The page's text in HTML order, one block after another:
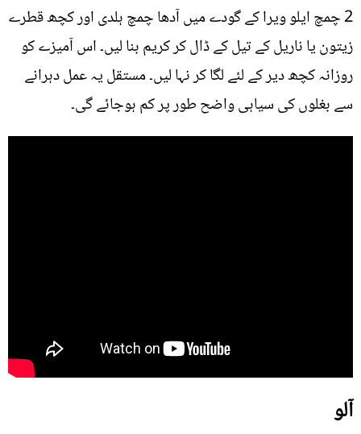
2 چمچ ایلو ویرا کے گودے میں آدھا چمچ ہلدی اور کچھ قطرے
زیتون یا ناریل کے تیل کے ڈال کر کریم بنا لیں۔ اس آمیزے کو
روزانہ کچھ دیر کے لئے لگا کر نہا لیں۔ مستقل یہ عمل دہرانے
سے بغلوں کی سیاہی واضح طور پر کم ہوجائے گی۔
آلو